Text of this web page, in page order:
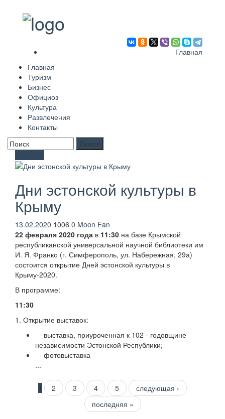
Главная
Главная
Туризм
Бизнес
Официоз
Культура
Развлечения
Контакты
Форма поиска
Дни эстонской культуры в
Крыму
13.02.2020 1006 0 Moon Fan
22 февраля 2020 года в 11:30 на базе Крымской
республиканской универсальной научной библиотеки им
И. Я. Франко (г. Симферополь, ул. Набережная, 29а)
состоится открытие Дней эстонской культуры в
Крыму-2020.
В программе:
11:30
1. Открытие выставок:
- выставка, приуроченная к 102 - годовщине
независимости Эстонской Республики;
- фотовыставка
...
Страницы
1 2 3 4 5
следующая ›
последняя »